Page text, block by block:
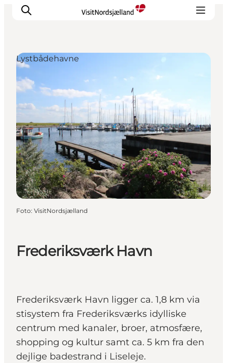
Highlights
Oplev
Det Sker
Overnatning
Byer
Planlæg ferien
Frederiksværk Havn
Frederiksværk Havn ligger ca. 1,8 km via
stisystem fra Frederiksværks idylliske
centrum med kanaler, broer, atmosfære,
shopping og kultur samt ca. 5 km fra den
dejlige badestrand i Liseleje.
Lystbådehavne
Foto: VisitNordsjælland